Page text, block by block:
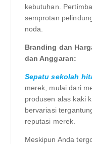
kebutuhan.
semprotan
noda.
Branding dan
dan Anggaran:
Sepatu sekolah
merek, mulai dari
produsen alas kaki
bervariasi
reputasi merek.
Meskipun Anda